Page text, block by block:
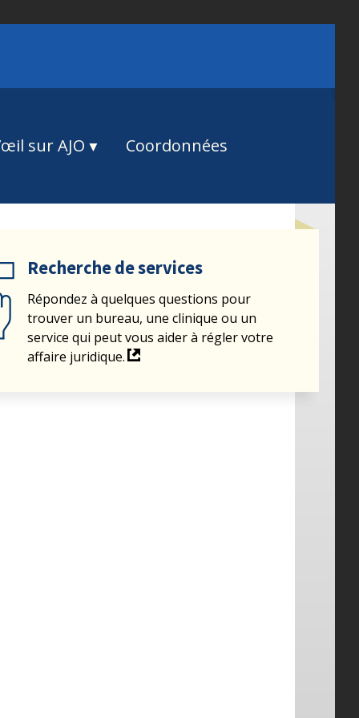
sur AJO Coordonnées
Recherche de services
Répondez à quelques questions pour
trouver un bureau, une clinique ou un
service qui peut vous aider à régler votre
affaire juridique.